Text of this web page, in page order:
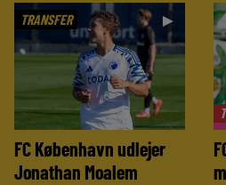
TRANSFER ►
FC København udlejer
Jonathan Moalem